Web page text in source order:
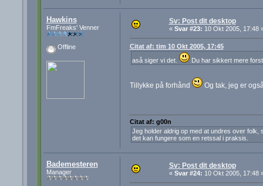
Hawkins
FmFreaks' Venner
Offline
Sv: Post dit desktop
« Svar #23: 10 Okt 2005, 17:48
Citat af: tim 10 Okt 2005, 17:45
aså siger vi det.
Du har sikkert mere
Tillykke på forhånd Og tak, jeg er
Citat af: g00n
Jeg holder aldrig op med at undres over folk,
det kan fungere som en retssal i praksis.
Bademesteren
Manager
Sv: Post dit desktop
« Svar #24: 10 Okt 2005, 17:48